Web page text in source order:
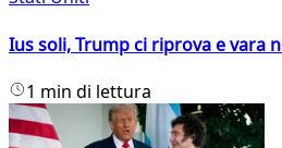
Ius soli, Trump ci riprova e vara
1 min di lettura